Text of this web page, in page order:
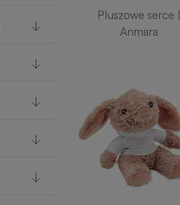
Pluszowe serce |
Anmara